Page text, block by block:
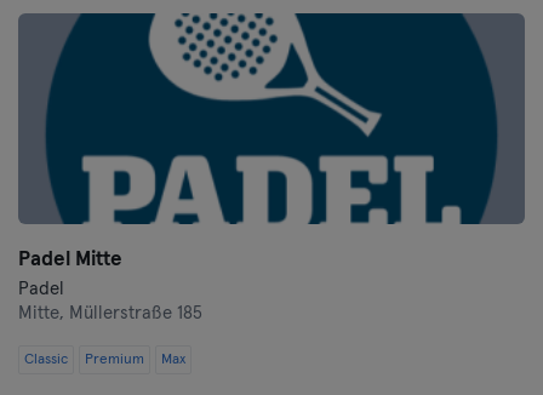
Padel Mitte
Padel
Mitte, Müllerstraße 185
Classic Premium Max